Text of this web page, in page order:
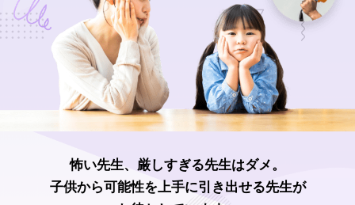
怖い先生、厳しすぎる先生はダメ。
子供から可能性を上手に引き出せる先生が